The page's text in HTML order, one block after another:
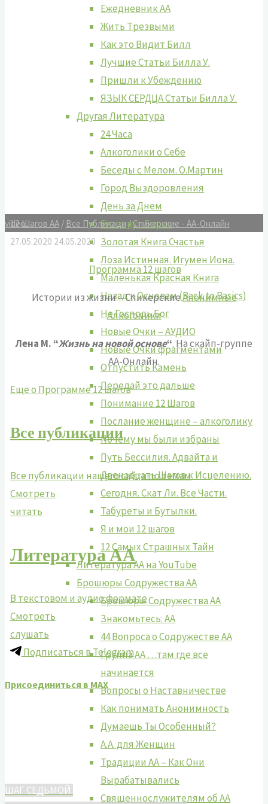
Ежедневник АА
Жить Tрезвыми
Как это Видит Билл
Лучшие Cтатьи Билла У.
Пришли к Убеждению
ЯЗЫК СЕРДЦА Статьи Билла У.
Другая Литература
24 Часа
Алкоголики о Себе
Беседы с Мелом. О.Мартин
Город Выздоровления
День за Днем
Его зовут Борис
Золотая Книга Счастья
Лоза Истинная. Игумен Иона.
Маленькая Красная Книга
Назад к Основам (Back to Basics)
Не Господь Бог
Новые Очки – АУДИО
Новые Очки фрагментами
Отпустить Камень
Передай это дальше
Понимание 12 Шагов
Послание женщине – алкоголику
Почему мы были избраны
Путь Бессилия. Адвайта и
Двенадцать Шагов к Исцелению.
Сегодня. Скат Ли. Все Части.
Табуреты и Бутылки.
Я и мои 12 шагов
12 Самых Страшных Тайн
Литература АА на YouTube
Брошюры Содружества АА
Брошюры Содружества АА
Знакомьтесь: АА
44 Вопроса о Содружестве АА
Группа АА …там где все
начинается
Вопросы о Наставничестве
Как понимать Анонимность
Думаешь Ты Особенный?
А.А. для Женщин
Традиции АА – Как Они
Вырабатывались
Священнослужителям об АА
video
12 Шагов АА / Все Публикаци/Спикерские - АА-Онлайн
27.05.2020 24.05.2020
Программа 12 шагов
Истории из жизни – СпикерскиеАнонимные
Алкоголики
Лена М. “Жизнь на новой основе“. На скайп-группе
АА-Онлайн.
Еще о Программе 12 шагов
Все публикации
Все публикации нашего сайта по темам
Смотреть
читать
Литература АА
В текстовом и аудио формате
Смотреть
слушать
Подписаться в Telegram
Присоединиться в MAX
ШАГ СЕДЬМОЙ.